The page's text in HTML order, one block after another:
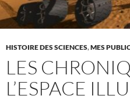
HISTOIRE DES SCIENCES,MES
LES
L’ESPACE